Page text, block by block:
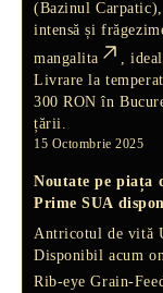
(Bazinul
intensă și
mangalita
,
Livrare la
300 RON în
țării.
15 Octombrie 2025
Noutate pe piața
Prime SUA
Antricotul de vită
Disponibil acum
Rib-eye Grain-